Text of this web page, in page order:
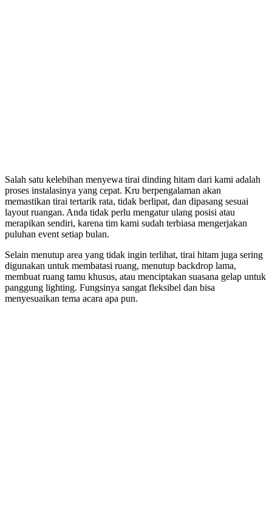
Salah satu kelebihan menyewa tirai dinding hitam dari kami adalah
proses instalasinya yang cepat. Kru berpengalaman akan
memastikan tirai tertarik rata, tidak berlipat, dan dipasang sesuai
layout ruangan. Anda tidak perlu mengatur ulang posisi atau
merapikan sendiri, karena tim kami sudah terbiasa mengerjakan
puluhan event setiap bulan.
Selain menutup area yang tidak ingin terlihat, tirai hitam juga sering
digunakan untuk membatasi ruang, menutup backdrop lama,
membuat ruang tamu khusus, atau menciptakan suasana gelap untuk
panggung lighting. Fungsinya sangat fleksibel dan bisa
menyesuaikan tema acara apa pun.